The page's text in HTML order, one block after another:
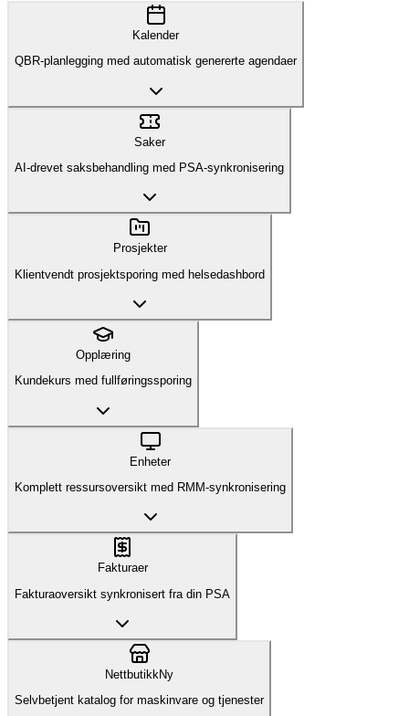
Kalender
QBR-planlegging med automatisk genererte agendaer
Saker
AI-drevet saksbehandling med PSA-synkronisering
Prosjekter
Klientvendt prosjektsporing med helsedashbord
Opplæring
Kundekurs med fullføringssporing
Enheter
Komplett ressursoversikt med RMM-synkronisering
Fakturaer
Fakturaoversikt synkronisert fra din PSA
Nettbutikk Ny
Selvbetjent katalog for maskinvare og tjenester